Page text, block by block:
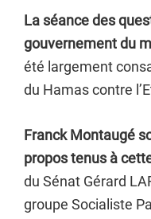
La séance des
gouvernement du
été largement
du Hamas contre
Franck Montaugé
propos tenus à
du Sénat Gérard
groupe Socialiste